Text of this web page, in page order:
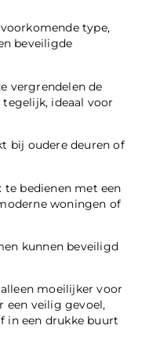
type,
beveiligde
vergrendelen de
ideaal voor
bij oudere deuren of
: te bedienen met een
woningen of
kunnen beveiligd
moeilijker voor
een veilig gevoel,
in een drukke buurt